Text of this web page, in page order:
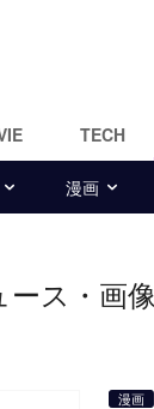
TECH
漫画
ス・画
漫画